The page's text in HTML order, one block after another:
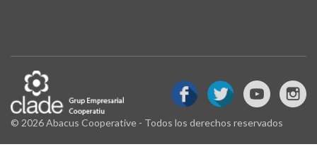
© 2026 Abacus Cooperative - Todos los derechos reservados